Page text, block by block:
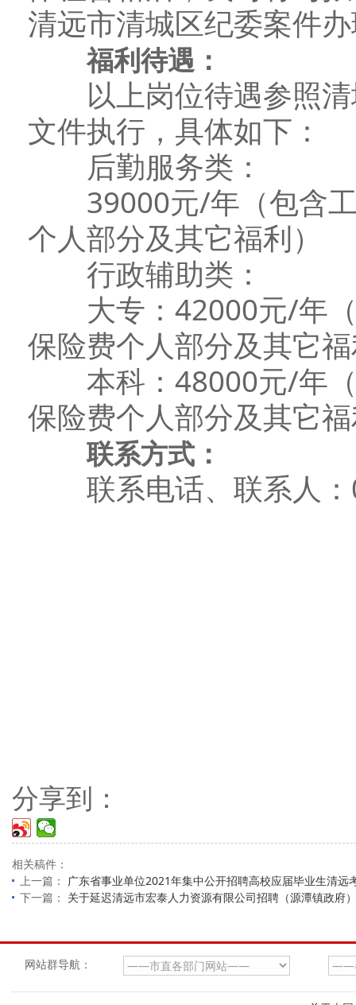
清远市清城区纪委案件
福利待遇：
以上岗位待遇参照清
文件执行，具体如下：
后勤服务类：
39000元/年（包含工
个人部分及其它福利）
行政辅助类：
大专：42000元/年（
保险费个人部分及其它
本科：48000元/年（
保险费个人部分及其它
联系方式：
联系电话、联系人：
分享到：
相关稿件：
上一篇： 广东省事业单位2021年集中公开招聘高校应届毕业生清远
下一篇： 关于延迟清远市宏泰人力资源有限公司招聘（源潭镇政府
网站群导航：